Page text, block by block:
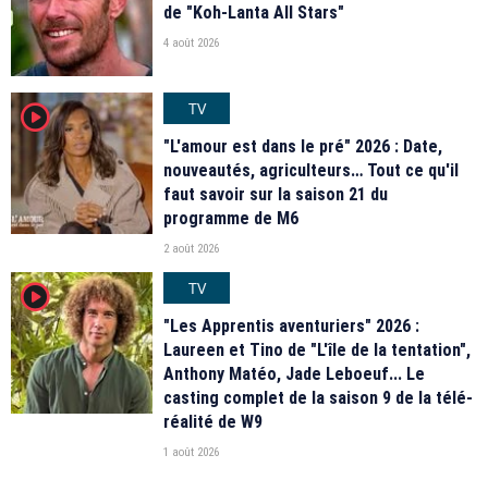
de "Koh-Lanta All Stars"
4 août 2026
player2
TV
"L'amour est dans le pré" 2026 : Date,
nouveautés, agriculteurs… Tout ce qu'il
faut savoir sur la saison 21 du
programme de M6
2 août 2026
player2
TV
"Les Apprentis aventuriers" 2026 :
Laureen et Tino de "L'île de la tentation",
Anthony Matéo, Jade Leboeuf... Le
casting complet de la saison 9 de la télé-
réalité de W9
1 août 2026